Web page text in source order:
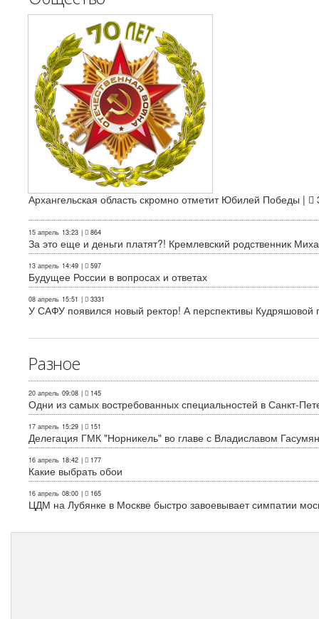
Архангельская область скромно отметит Юбилей Победы |
15 апрель 13:23 | 864
За это еще и деньги платят?! Кремлевский родственник
13 апрель 14:49 | 597
Будущее России в вопросах и ответах
08 апрель 15:51 | 3331
У САФУ появился новый ректор! А перспективы Кудряшовой
Разное
20 апрель 09:08 | 145
Одни из самых востребованных специальностей в Санкт-
17 апрель 15:29 | 151
Делегация ГМК "Норникель" во главе с Владиславом
16 апрель 18:42 | 177
Какие выбрать обои
16 апрель 08:00 | 165
ЦДМ на Лубянке в Москве быстро завоевывает симпатии